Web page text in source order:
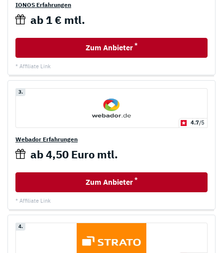
IONOS Erfahrungen
ab 1 € mtl.
Zum Anbieter *
* Affiliate Link
3.
4.7/5
Webador Erfahrungen
ab 4,50 Euro mtl.
Zum Anbieter *
* Affiliate Link
4.